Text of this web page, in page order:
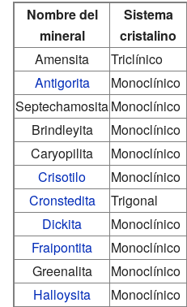
Nombre del
mineral
Sistema
cristalino
Amensita
Triclínico
Antigorita Monoclínico
SeptechamositaMonoclínico
Brindleyita Monoclínico
Caryopilita Monoclínico
Crisotilo Monoclínico
Cronstedita Trigonal
Dickita Monoclínico
Fraipontita Monoclínico
Greenalita Monoclínico
Halloysita Monoclínico